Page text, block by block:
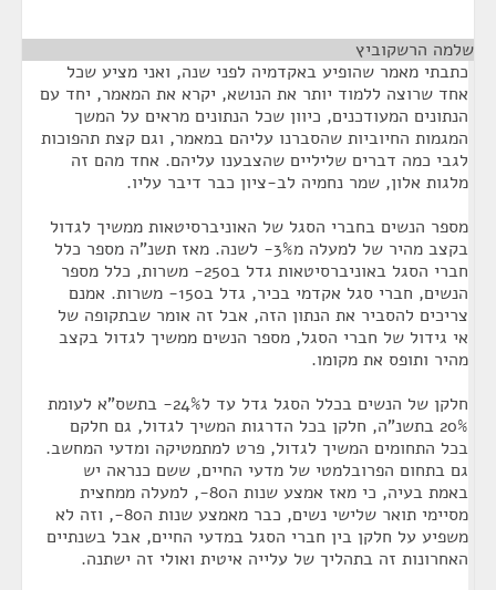
שלמה הרשקוביץ
כתבתי מאמר שהופיע באקדמיה לפני שנה, ואני מציע שכל
אחד שרוצה ללמוד יותר את הנושא, יקרא את המאמר, יחד עם
הנתונים המעודכנים, כיוון שכל הנתונים מראים על המשך
המגמות החיוביות שהסברנו עליהם במאמר, וגם קצת תהפוכות
לגבי כמה דברים שליליים שהצבענו עליהם. אחד מהם זה
מלגות אלון, שמר נחמיה לב-ציון כבר דיבר עליו.
מספר הנשים בחברי הסגל של האוניברסיטאות ממשיך לגדול
בקצב מהיר של למעלה מ3%- לשנה. מאז תשנ"ה מספר כלל
חברי הסגל באוניברסיטאות גדל ב250- משרות, כלל מספר
הנשים, חברי סגל אקדמי בכיר, גדל ב150- משרות. אמנם
צריכים להסביר את הנתון הזה, אבל זה אומר שבתקופה של
אי גידול של חברי הסגל, מספר הנשים ממשיך לגדול בקצב
מהיר ותופס את מקומו.
חלקן של הנשים בכלל הסגל גדל עד ל24%- בתשס"א לעומת
20% בתשנ"ה, חלקן בכל הדרגות המשיך לגדול, גם חלקם
בכל התחומים המשיך לגדול, פרט למתמטיקה ומדעי המחשב.
גם בתחום הפרובלמטי של מדעי החיים, ששם כנראה יש
באמת בעיה, כי מאז אמצע שנות ה80-, למעלה ממחצית
מסיימי תואר שלישי נשים, כבר מאמצע שנות ה80-, וזה לא
משפיע על חלקן בין חברי הסגל במדעי החיים, אבל בשנתיים
האחרונות זה בתהליך של עלייה איטית ואולי זה ישתנה.